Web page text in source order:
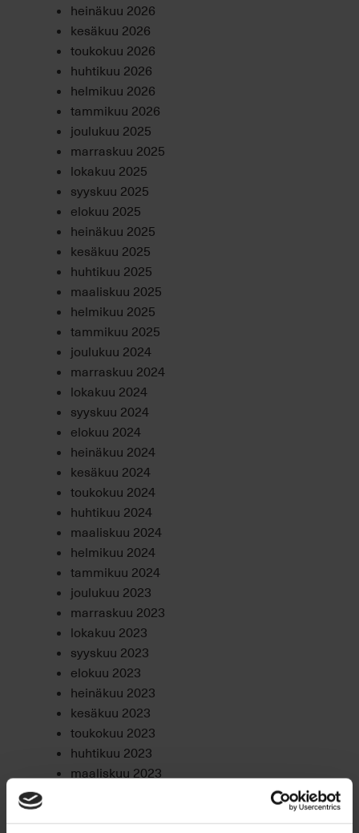
heinäkuu 2026
kesäkuu 2026
toukokuu 2026
huhtikuu 2026
helmikuu 2026
tammikuu 2026
joulukuu 2025
marraskuu 2025
lokakuu 2025
syyskuu 2025
elokuu 2025
heinäkuu 2025
kesäkuu 2025
huhtikuu 2025
maaliskuu 2025
helmikuu 2025
tammikuu 2025
joulukuu 2024
marraskuu 2024
lokakuu 2024
syyskuu 2024
elokuu 2024
heinäkuu 2024
kesäkuu 2024
toukokuu 2024
huhtikuu 2024
maaliskuu 2024
helmikuu 2024
tammikuu 2024
joulukuu 2023
marraskuu 2023
lokakuu 2023
syyskuu 2023
elokuu 2023
heinäkuu 2023
kesäkuu 2023
toukokuu 2023
huhtikuu 2023
maaliskuu 2023